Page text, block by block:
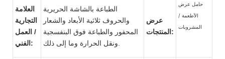
العلامة
التجارية
/ العمل
الفني:
الطباعة بالشاشة الحريرية
والحروف ثلاثية الأبعاد والشعار
المحفور والطباعة فوق البنفسجية
عرض
المنتجات:
حامل عرض
الأطعمة /